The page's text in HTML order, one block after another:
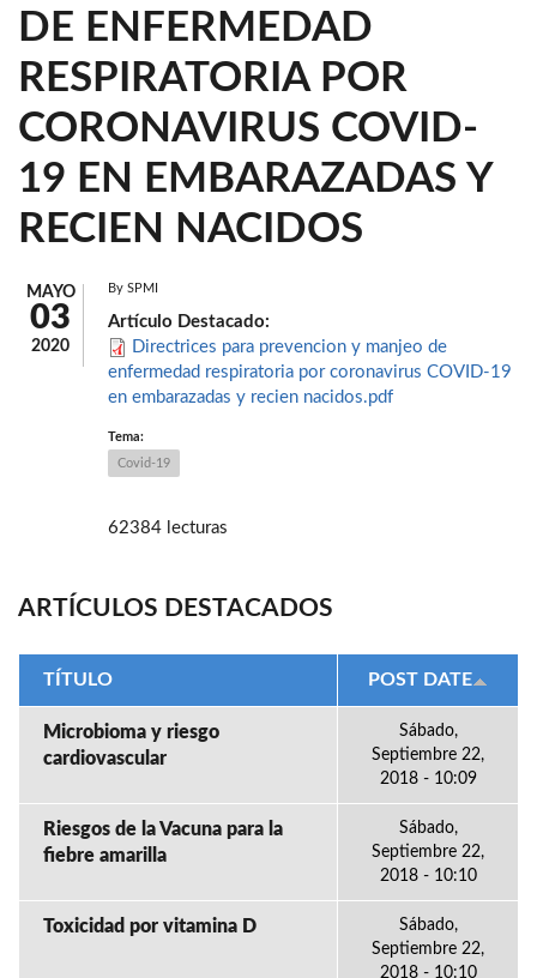
DE ENFERMEDAD
RESPIRATORIA POR
CORONAVIRUS COVID-
19 EN EMBARAZADAS Y
RECIEN NACIDOS
MAYO
03
2020
By SPMI
Artículo Destacado:
Directrices para prevencion y manjeo de
enfermedad respiratoria por coronavirus COVID-19
en embarazadas y recien nacidos.pdf
Tema:
Covid-19
62384 lecturas
ARTÍCULOS DESTACADOS
TÍTULO POST DATE
Microbioma y riesgo
cardiovascular
Sábado,
Septiembre 22,
2018 - 10:09
Riesgos de la Vacuna para la
fiebre amarilla
Sábado,
Septiembre 22,
2018 - 10:10
Toxicidad por vitamina D
Sábado,
Septiembre 22,
2018 - 10:10